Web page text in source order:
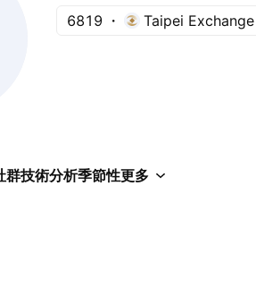
6819 Taipei Exchange
群技術分析季節性更多